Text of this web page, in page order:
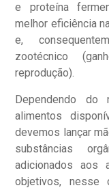
e proteína
melhor eficiência
e,
zootécnico
reprodução).
Dependendo
alimentos
devemos lançar
substâncias
adicionados aos
objetivos, nesse